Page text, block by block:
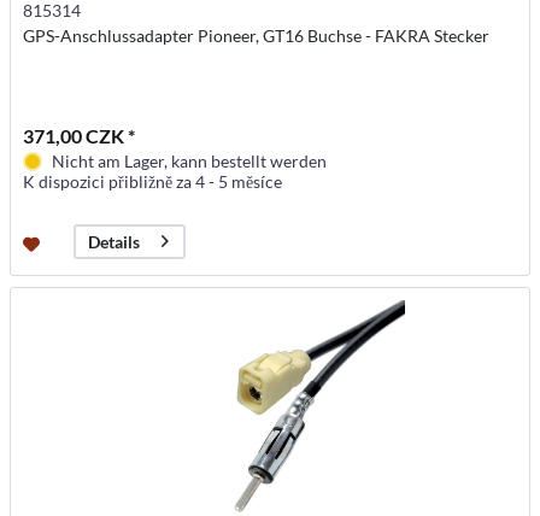
815314
GPS-Anschlussadapter Pioneer, GT16 Buchse - FAKRA Stecker
371,00 CZK *
Nicht am Lager, kann bestellt werden
K dispozici přibližně za 4 - 5 měsíce
Details